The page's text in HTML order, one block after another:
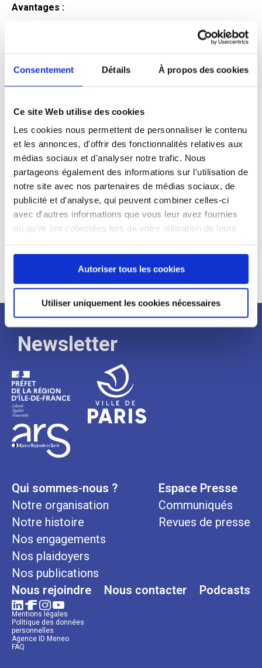
Consentement Détails À propos des cookies
Ce site Web utilise des cookies
Les cookies nous permettent de personnaliser le contenu
et les annonces, d'offrir des fonctionnalités relatives aux
médias sociaux et d'analyser notre trafic. Nous
partageons également des informations sur l'utilisation de
notre site avec nos partenaires de médias sociaux, de
publicité et d'analyse, qui peuvent combiner celles-ci
avec d'autres informations que vous leur avez fournies
ou qu'ils ont collectées lors de votre utilisation de leurs
continuez à utiliser notre site Web.
Autoriser tous les cookies
Utiliser uniquement les cookies nécessaires
Avantages :
candidat
Qualifications et diplômes :
Profil recherché :
Expérience :
Processus
de
recrutement
Newsletter
Qui sommes-nous ?
Notre organisation
Notre histoire
Nos engagements
Nos plaidoyers
Nos publications
Espace Presse
Communiqués
Revues de presse
Nous rejoindre Nous contacter Podcasts
Mentions légales
Politique des données
personnelles
Agence ID Meneo
FAQ